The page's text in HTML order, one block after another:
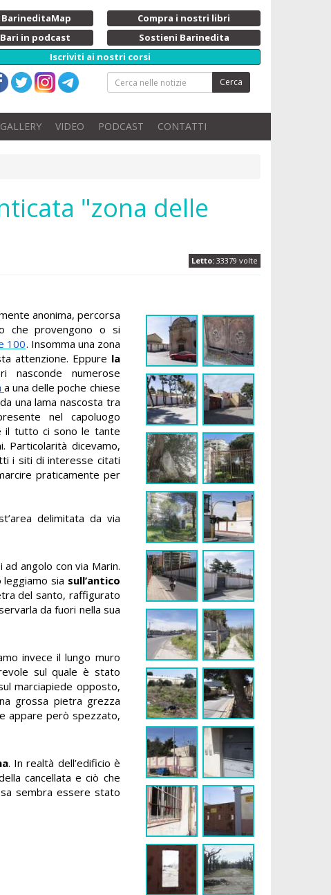
Compra i nostri libri
in podcast
Sostieni Barinedita
Iscriviti ai nostri corsi
Cerca
VIDEO PODCAST CONTATTI
"zona delle
Letto: 33379 volte
anonima, percorsa
che provengono o si
100. Insomma una zona
attenzione. Eppure la
nasconde numerose
a una delle poche chiese
una lama nascosta tra
nel capoluogo
il tutto ci sono le tante
Particolarità dicevamo,
i siti di interesse citati
praticamente per
delimitata da via
ad angolo con via Marin.
sia sull’antico
del santo, raffigurato
da fuori nella sua
invece il lungo muro
sul quale è stato
marciapiede opposto,
grossa pietra grezza
appare però spezzato,
. In realtà dell’edificio è
cancellata e ciò che
sembra essere stato